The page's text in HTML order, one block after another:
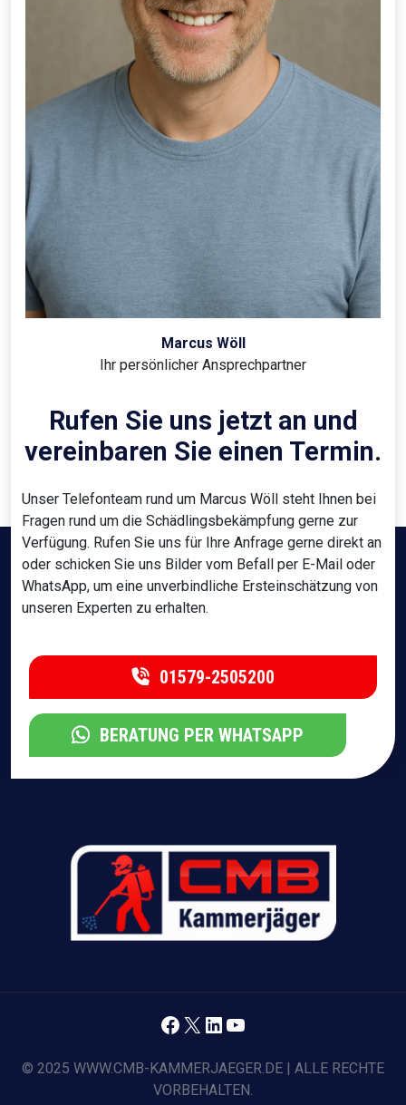
Marcus Wöll
Ihr persönlicher Ansprechpartner
Rufen Sie uns jetzt an und
vereinbaren Sie einen Termin.
Unser Telefonteam rund um Marcus Wöll steht Ihnen bei
Fragen rund um die Schädlingsbekämpfung gerne zur
Verfügung. Rufen Sie uns für Ihre Anfrage gerne direkt an
oder schicken Sie uns Bilder vom Befall per E-Mail oder
WhatsApp, um eine unverbindliche Ersteinschätzung von
unseren Experten zu erhalten.
01579-2505200
BERATUNG PER WHATSAPP
© 2025 WWW.CMB-KAMMERJAEGER.DE | ALLE RECHTE
VORBEHALTEN.
Facebook
X LinkedIn
YouTube